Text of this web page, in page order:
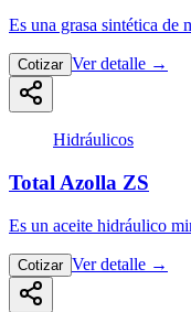
Es una grasa sintética
Cotizar Ver detalle →
Hidráulicos
Total Azolla ZS
Es un aceite hidráulico
Cotizar Ver detalle →